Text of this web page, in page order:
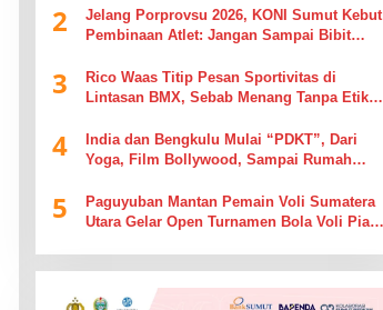
Komentar
2
Jelang Porprovsu 2026, KONI Sumut Kebut
Pembinaan Atlet: Jangan Sampai Bibit
3
Rico Waas Titip Pesan Sportivitas di
Lintasan BMX, Sebab Menang Tanpa Etika
4
India dan Bengkulu Mulai “PDKT”, Dari
Yoga, Film Bollywood, Sampai Rumah
5
Paguyuban Mantan Pemain Voli Sumatera
Utara Gelar Open Turnamen Bola Voli Piala